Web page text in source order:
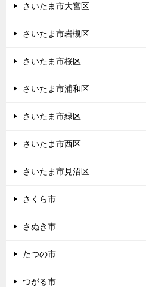
さいたま市大宮区
さいたま市岩槻区
さいたま市桜区
さいたま市浦和区
さいたま市緑区
さいたま市西区
さいたま市見沼区
さくら市
さぬき市
たつの市
つがる市